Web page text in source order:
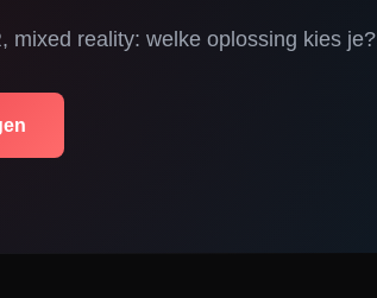
mixed reality: welke oplossing kies je?